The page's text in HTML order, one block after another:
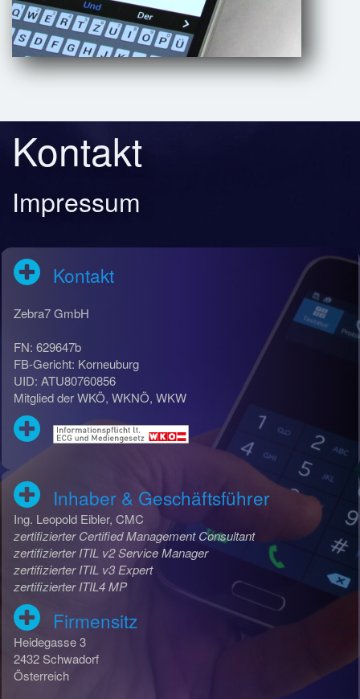
Kontakt
Impressum
Kontakt
Zebra7 GmbH
FN: 629647b
FB-Gericht: Korneuburg
UID: ATU80760856
Mitglied der WKÖ, WKNÖ, WKW
Inhaber & Geschäftsführer
Ing. Leopold Eibler, CMC
zertifizierter Certified Management Consultant
zertifizierter ITIL v2 Service Manager
zertifizierter ITIL v3 Expert
zertifizierter ITIL4 MP
Firmensitz
Heidegasse 3
2432 Schwadorf
Österreich